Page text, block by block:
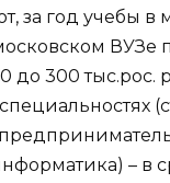
за год учебы в
ВУЗе
до 300 тыс.рос.
– в